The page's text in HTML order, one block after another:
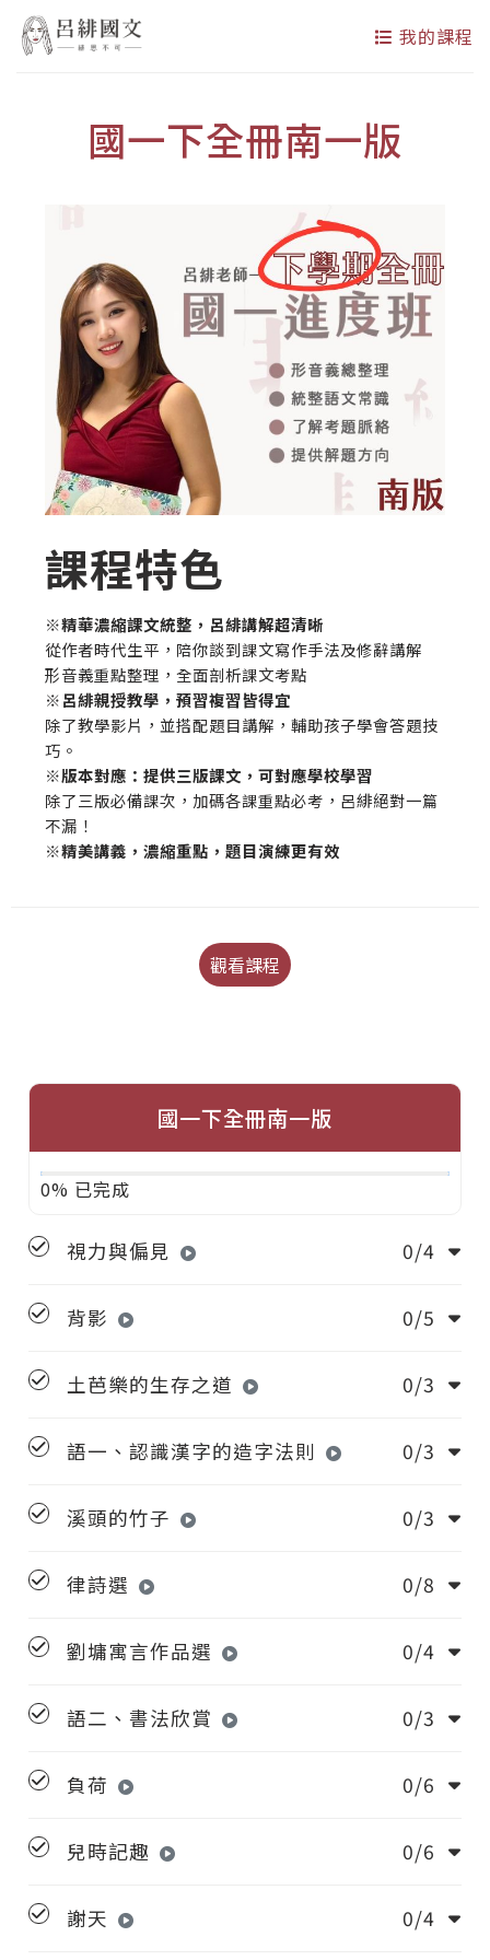
我的課程
國一下全冊南一版
0% 已完成
視力與偏見 0/4
背影 0/5
土芭樂的生存之道 0/3
語一、認識漢字的造字法則 0/3
溪頭的竹子 0/3
律詩選 0/8
劉墉寓言作品選 0/4
語二、書法欣賞 0/3
負荷 0/6
兒時記趣 0/6
謝天 0/4
國一下全冊南一版
課程特色
※精華濃縮課文統整，呂緋講解超清晰
從作者時代生平，陪你談到課文寫作手法及修辭講解
形音義重點整理，全面剖析課文考點
※呂緋親授教學，預習複習皆得宜
除了教學影片，並搭配題目講解，輔助孩子學會答題技
巧。
※版本對應：提供三版課文，可對應學校學習
除了三版必備課次，加碼各課重點必考，呂緋絕對一篇
不漏！
※精美講義，濃縮重點，題目演練更有效
觀看課程